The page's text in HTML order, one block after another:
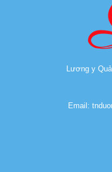
Lương y
Email: